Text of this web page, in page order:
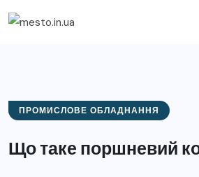
ПРОМИСЛОВЕ ОБЛАДНАННЯ
Що таке поршневий